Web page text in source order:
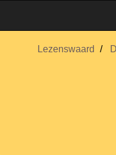
Lezenswaard